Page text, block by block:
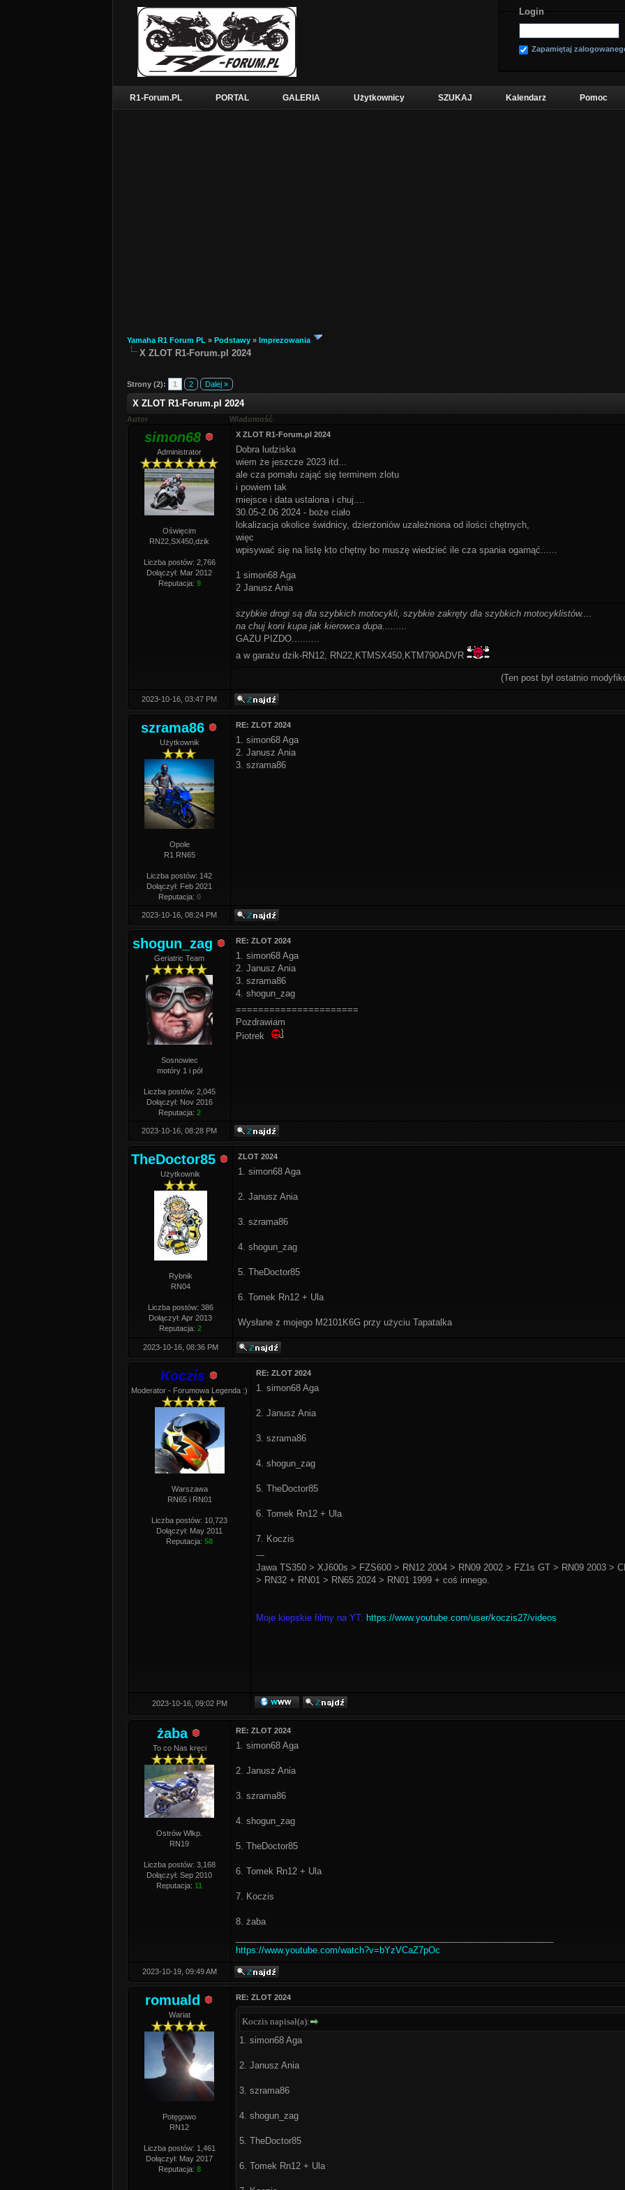
Login
Zapamiętaj
R1-Forum.PL PORTAL GALERIA Użytkownicy SZUKAJ Kalendarz Pomoc
Yamaha R1 Forum PL » Podstawy » Imprezowania
X ZLOT R1-Forum.pl 2024
Strony (2): 1 2 Dalej »
X ZLOT R1-Forum.pl 2024
Autor Wiadomość
simon68
Administrator
Oświęcim
RN22,SX450,dzik
Liczba postów: 2,766
Dołączył: Mar 2012
Reputacja: 9
X ZLOT R1-Forum.pl 2024
Dobra ludziska
wiem że jeszcze 2023 itd...
ale cza pomału zająć się terminem zlotu
i powiem tak
miejsce i data ustalona i chuj....
30.05-2.06 2024 - boże ciało
lokalizacja okolice świdnicy, dzierżoniów uzależniona od ilości chętnych,
więc
wpisywać się na listę kto chętny bo muszę wiedzieć ile cza spania ogarnąć......
1 simon68 Aga
2 Janusz Ania
szybkie drogi są dla szybkich motocykli, szybkie zakręty dla szybkich motocyklistów....
na chuj koni kupa jak kierowca dupa.........
GAZU PIZDO..........
a w garażu dzik-RN12, RN22,KTMSX450,KTM790ADVR
(Ten post był ostatnio
2023-10-16, 03:47 PM
szrama86
Użytkownik
Opole
R1 RN65
Liczba postów: 142
Dołączył: Feb 2021
Reputacja: 0
RE: ZLOT 2024
1. simon68 Aga
2. Janusz Ania
3. szrama86
2023-10-16, 08:24 PM
shogun_zag
Geriatric Team
Sosnowiec
motóry 1 i pół
Liczba postów: 2,045
Dołączył: Nov 2016
Reputacja: 2
RE: ZLOT 2024
1. simon68 Aga
2. Janusz Ania
3. szrama86
4. shogun_zag
======================
Pozdrawiam
Piotrek
2023-10-16, 08:28 PM
TheDoctor85
Użytkownik
Rybnik
RN04
Liczba postów: 386
Dołączył: Apr 2013
Reputacja: 2
ZLOT 2024
1. simon68 Aga
2. Janusz Ania
3. szrama86
4. shogun_zag
5. TheDoctor85
6. Tomek Rn12 + Ula
Wysłane z mojego M2101K6G przy użyciu Tapatalka
2023-10-16, 08:36 PM
Koczis
Moderator - Forumowa Legenda :)
Warszawa
RN65 i RN01
Liczba postów: 10,723
Dołączył: May 2011
Reputacja: 58
RE: ZLOT 2024
1. simon68 Aga
2. Janusz Ania
3. szrama86
4. shogun_zag
5. TheDoctor85
6. Tomek Rn12 + Ula
7. Koczis
---
Jawa TS350 > XJ600s > FZS600 > RN12 2004 > RN09 2002 > FZ1s GT > RN09 2003 >
> RN32 + RN01 > RN65 2024 > RN01 1999 + coś innego.
Moje kiepskie filmy na YT: https://www.youtube.com/user/koczis27/videos
2023-10-16, 09:02 PM
żaba
To co Nas kręci
Ostrów Wlkp.
RN19
Liczba postów: 3,168
Dołączył: Sep 2010
Reputacja: 11
RE: ZLOT 2024
1. simon68 Aga
2. Janusz Ania
3. szrama86
4. shogun_zag
5. TheDoctor85
6. Tomek Rn12 + Ula
7. Koczis
8. żaba
https://www.youtube.com/watch?v=bYzVCaZ7pOc
2023-10-19, 09:49 AM
romuald
Wariat
Potęgowo
RN12
Liczba postów: 1,461
Dołączył: May 2017
Reputacja: 8
RE: ZLOT 2024
Koczis napisał(a):
1. simon68 Aga
2. Janusz Ania
3. szrama86
4. shogun_zag
5. TheDoctor85
6. Tomek Rn12 + Ula